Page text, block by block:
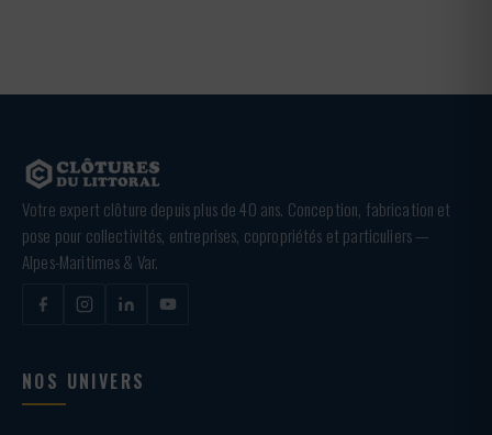
Votre expert clôture depuis plus de 40 ans. Conception, fabrication et
pose pour collectivités, entreprises, copropriétés et particuliers —
Alpes-Maritimes & Var.
NOS UNIVERS